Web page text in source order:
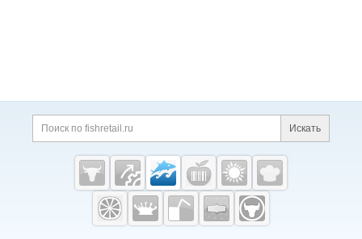
Дополнительная информация
Поиск по сайту и
Искать
Cсылки на полезные проекты
Fishretail.ru —
рыба,
морепродукты